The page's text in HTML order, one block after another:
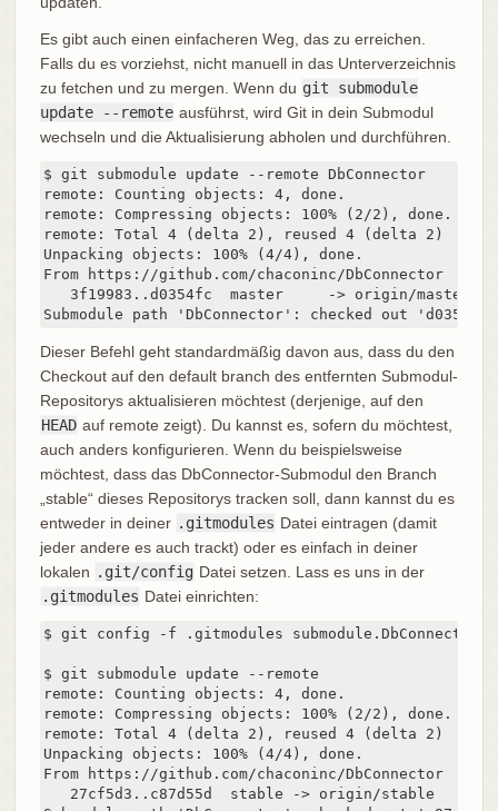
Es gibt auch einen einfacheren Weg, das zu erreichen.
Falls du es vorziehst, nicht manuell in das Unterverzeichnis
zu fetchen und zu mergen. Wenn du git submodule
update --remote ausführst, wird Git in dein Submodul
wechseln und die Aktualisierung abholen und durchführen.
$ git submodule update --remote DbConnector
remote: Counting objects: 4, done.
remote: Compressing objects: 100% (2/2), done.
remote: Total 4 (delta 2), reused 4 (delta 2)
Unpacking objects: 100% (4/4), done.
From https://github.com/chaconinc/DbConnector
   3f19983..d0354fc  master     -> origin/master
Submodule path 'DbConnector': checked out
Dieser Befehl geht standardmäßig davon aus, dass du den
Checkout auf den default branch des entfernten Submodul-
Repositorys aktualisieren möchtest (derjenige, auf den
HEAD auf remote zeigt). Du kannst es, sofern du möchtest,
auch anders konfigurieren. Wenn du beispielsweise
möchtest, dass das DbConnector-Submodul den Branch
„stable“ dieses Repositorys tracken soll, dann kannst du es
entweder in deiner .gitmodules Datei eintragen (damit
jeder andere es auch trackt) oder es einfach in deiner
lokalen .git/config Datei setzen. Lass es uns in der
.gitmodules Datei einrichten:
$ git config -f .gitmodules
$ git submodule update --remote
remote: Counting objects: 4, done.
remote: Compressing objects: 100% (2/2), done.
remote: Total 4 (delta 2), reused 4 (delta 2)
Unpacking objects: 100% (4/4), done.
From https://github.com/chaconinc/DbConnector
   27cf5d3..c87d55d  stable -> origin/stable